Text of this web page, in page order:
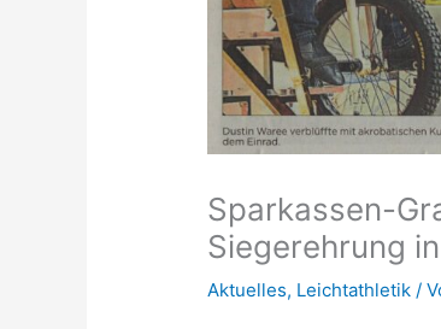
Sparkassen-
Siegerehrung
Aktuelles, Leichtathletik /